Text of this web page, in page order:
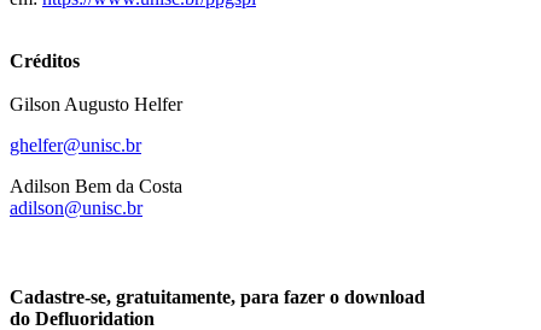
Créditos
Gilson Augusto Helfer
ghelfer@unisc.br
Adilson Bem da Costa
adilson@unisc.br
Cadastre-se, gratuitamente, para fazer o download
do Defluoridation